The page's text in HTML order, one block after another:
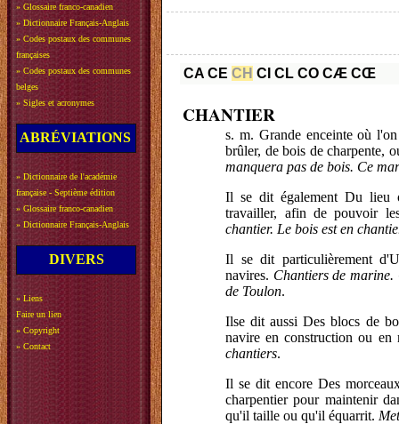
» Glossaire franco-canadien
» Dictionnaire Français-Anglais
» Codes postaux des communes
françaises
» Codes postaux des communes
belges
» Sigles et acronymes
ABRÉVIATIONS
» Dictionnaire de l'académie
française - Septième édition
» Glossaire franco-canadien
» Dictionnaire Français-Anglais
DIVERS
» Liens
Faire un lien
» Copyright
» Contact
CA CE CH CI CL CO CÆ CŒ
CHANTIER
s. m. Grande enceinte où
brûler, de bois de charpente,
manquera pas de bois. Ce
Il se dit également Du lieu
travailler, afin de pouvoir
chantier. Le bois est en
Il se dit particulièrement
navires. Chantiers de marine.
de Toulon.
Ilse dit aussi Des blocs de
navire en construction ou en
chantiers.
Il se dit encore Des
charpentier pour maintenir
qu'il taille ou qu'il équarrit.